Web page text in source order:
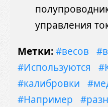
управления
Метки:#весов
#Используются
#калибровки
#Например